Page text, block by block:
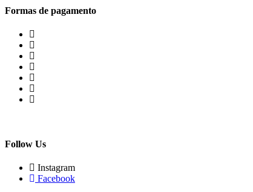
Formas de pagamento
Follow Us
Instagram
Facebook